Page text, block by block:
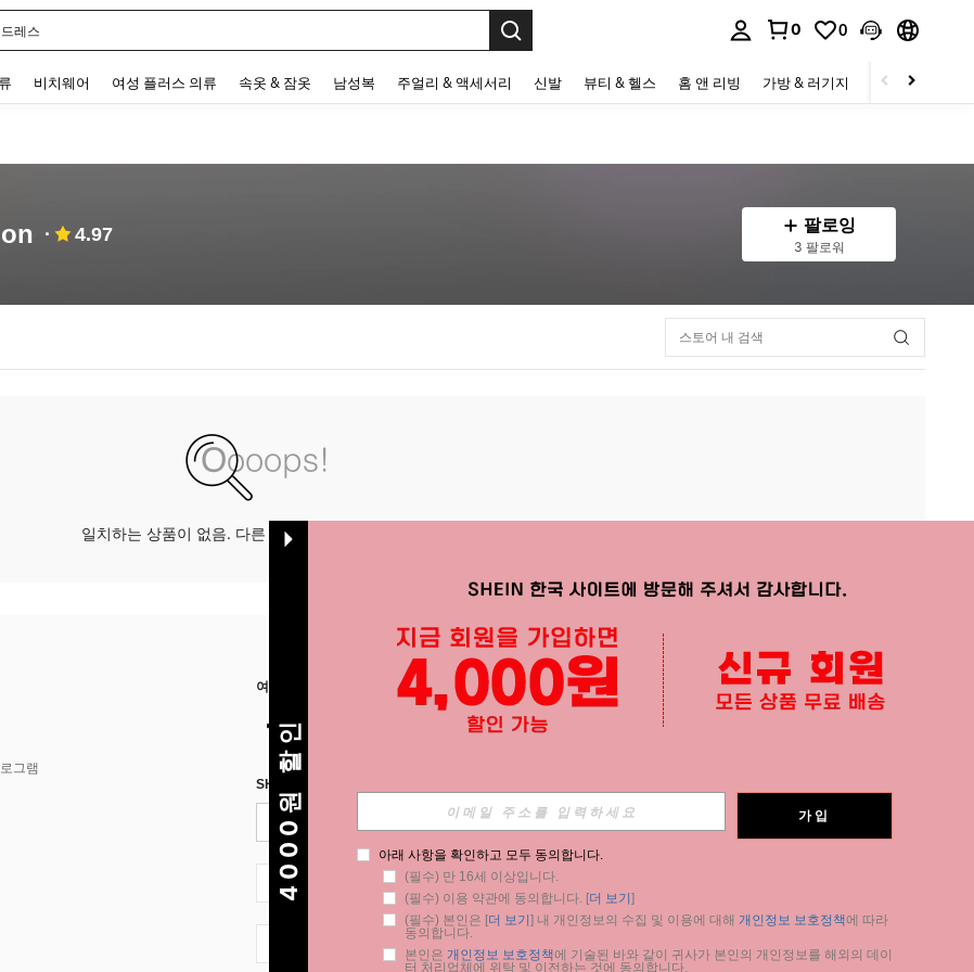
레스
0 0
비치웨어 여성 플러스 의류 속옷 & 잠옷 남성복 주얼리 & 액세서리 신발 뷰티 & 헬스 홈 앤 리빙 가방 & 러기지 스포츠 & 아웃
4.97 팔로잉
3 팔로워
일치하는 상품이 없음. 다른 옵션으로 시도하십시오.
그램
여기에서 저희를 찾아주세요 APP
SHEIN STYLE NEWS에 등록하세요.
KR + 82
4000원 할인 가입
아래 사항을 확인하고 모두 동의합니다.
(필수) 만 16세 이상입니다.
(필수) 이용 약관에 동의합니다. [더 보기 ]
(필수) 본인은 [더 보기 ] 내 개인정보의 수집 및 이용에 대해 개인정보 보호정책에 따라
동의합니다.
본인은 개인정보 보호정책에 기술된 바와 같이 귀사가 본인의 개인정보를 해외의 데이
터 처리업체에 위탁 및 이전하는 것에 동의합니다.